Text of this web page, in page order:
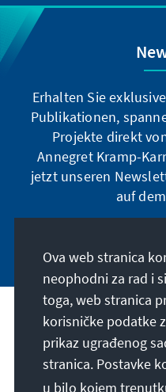
Erhalten Sie
Publikationen,
Projekte direkt
Annegret Kramp-
jetzt unseren
auf
Naša misija
Kontakt
Ova web stranica
neophodni za rad i
toga, web stranica
korisničke podatke
prikaz ugrađenog
stranica. Postavke
u bilo kojem